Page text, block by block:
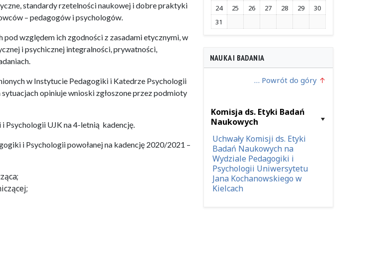
standardy rzetelności naukowej i dobre praktyki
– pedagogów i psychologów.
względem ich zgodności z zasadami etycznymi, w
i psychicznej integralności, prywatności,
w Instytucie Pedagogiki i Katedrze Psychologii
opiniuje wnioski zgłoszone przez podmioty
Psychologii UJK na 4-letnią kadencję.
i Psychologii powołanej na kadencję 2020/2021 –
24
25 26 27 28 29
30
31
NAUKA I BADANIA
… Powrót do góry
Komisja ds. Etyki Badań
Naukowych
Uchwały Komisji ds. Etyki
Badań Naukowych na
Wydziale Pedagogiki i
Psychologii Uniwersytetu
Jana Kochanowskiego w
Kielcach